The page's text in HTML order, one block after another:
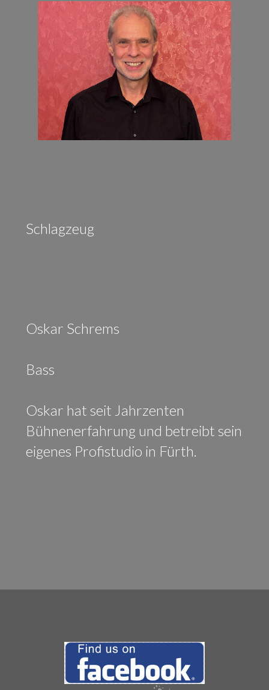
Schlagzeug
Oskar Schrems
Bass
Oskar hat seit Jahrzenten
Bühnenerfahrung und betreibt sein
eigenes Profistudio in Fürth.